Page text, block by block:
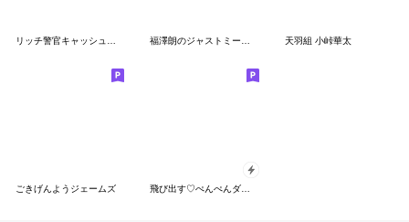
リッチ警官キャッシュ！～ゼロの事件簿～ 福澤朗のジャストミート！！ 天羽組 小峠華太
ごきげんようジェームズ